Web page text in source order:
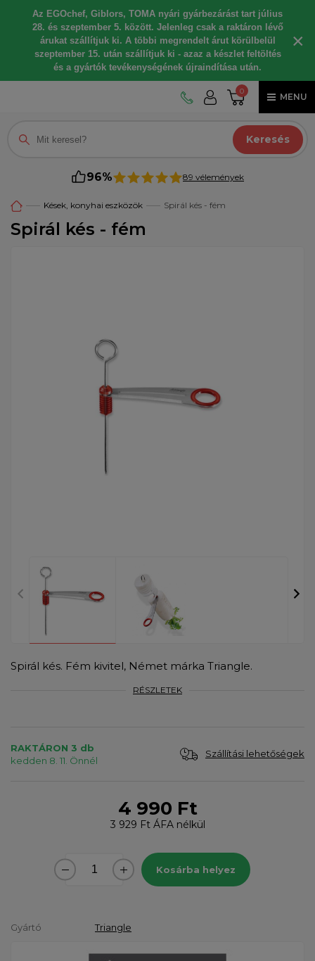
Az EGOchef, Giblors, TOMA nyári gyárbezárást tart július
28. és szeptember 5. között. Jelenleg csak a raktáron lévő
árukat szállítjuk ki. A többi megrendelt árut körülbelül
szeptember 15. után szállítjuk ki - azaz a készlet feltöltés
és a gyártók tevékenységének újraindítása után.
×
0
MENU
Keresés
96% 89 vélemények
Kések, konyhai eszközök Spirál kés - fém
Spirál kés - fém
Spirál kés. Fém kivitel, Német márka Triangle.
RÉSZLETEK
RAKTÁRON 3 db
kedden 8. 11. Önnél
Szállítási lehetőségek
4 990 Ft
3 929 FtÁFA nélkül
Kosárba helyez
Gyártó Triangle